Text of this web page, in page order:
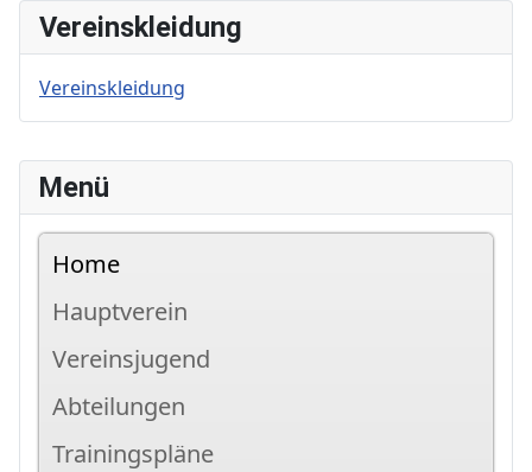
Menü
Home
Hauptverein
Vereinsjugend
Abteilungen
Trainingspläne
Vereinskleidung
Vereinskleidung